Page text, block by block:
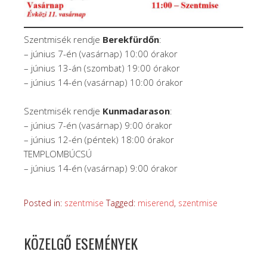
Szentmisék rendje Berekfürdőn:
– június 7-én (vasárnap) 10:00 órakor
– június 13-án (szombat) 19:00 órakor
– június 14-én (vasárnap) 10:00 órakor
Szentmisék rendje Kunmadarason:
– június 7-én (vasárnap) 9:00 órakor
– június 12-én (péntek) 18:00 órakor
TEMPLOMBÚCSÚ
– június 14-én (vasárnap) 9:00 órakor
Posted in: szentmise Tagged: miserend, szentmise
KÖZELGŐ ESEMÉNYEK